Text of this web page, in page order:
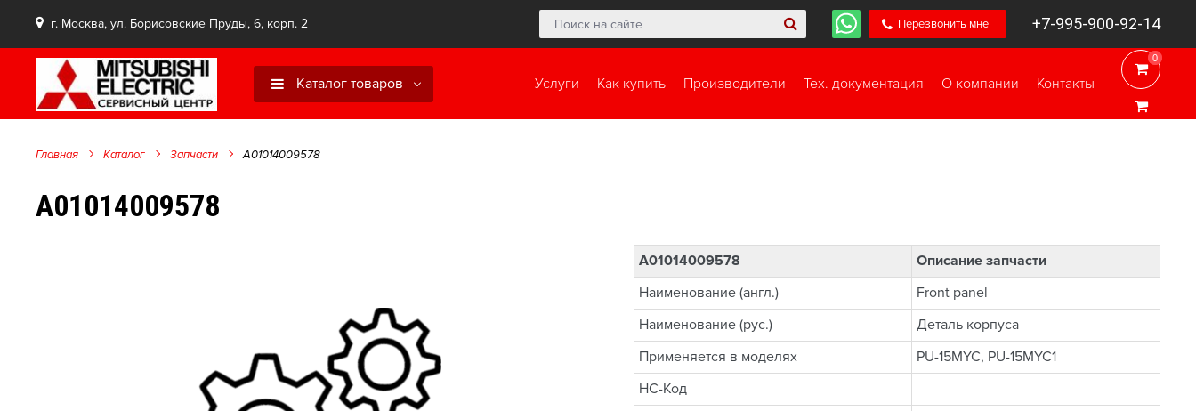
г. Москва, ул. Борисовские Пруды, 6, корп. 2 Перезвонить мне +7-995-900-92-14
0
0
Услуги Как купить Производители Тех. документация О компании Контакты
Каталог товаров
Главная Каталог Запчасти A01014009578
A01014009578
A01014009578
Описание запчасти
Наименование (англ.)
Front panel
Наименование (рус.)
Деталь корпуса
Применяется в моделях
PU-15MYC, PU-15MYC1
НС-Код